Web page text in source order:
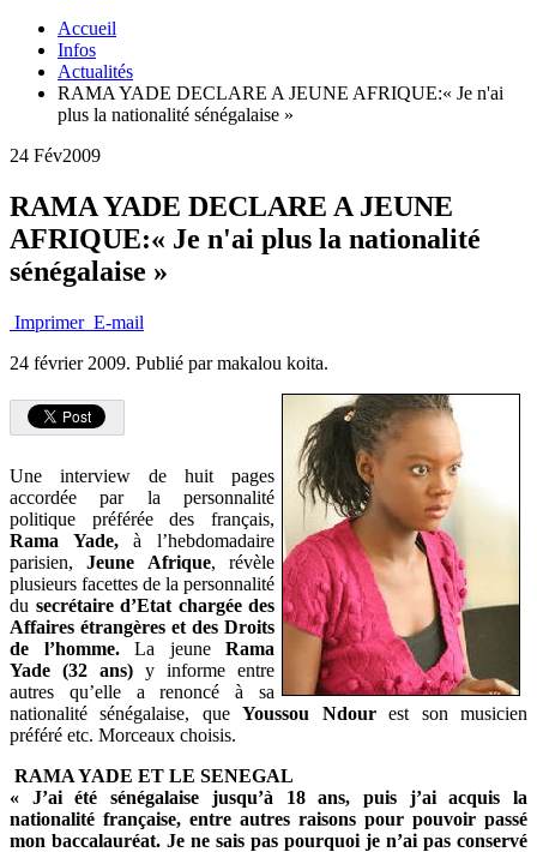
Accueil
Infos
Actualités
RAMA YADE DECLARE A JEUNE AFRIQUE:« Je n'ai
plus la nationalité sénégalaise »
24 Fév2009
RAMA YADE DECLARE A JEUNE
AFRIQUE:« Je n'ai plus la nationalité
sénégalaise »
Imprimer E-mail
24 février 2009. Publié par makalou koita.
Une interview de huit pages
accordée par la personnalité
politique préférée des français,
Rama Yade,à l’hebdomadaire
parisien,Jeune Afrique, révèle
plusieurs facettes de la personnalité
du secrétaire d’Etat chargée des
Affaires étrangères et des Droits
de l’homme.La jeune Rama
Yade (32 ans) y informe entre
autres qu’elle a renoncé à sa
nationalité sénégalaise, queYoussou Ndourest son musicien
préféré etc. Morceaux choisis.
RAMA YADE ET LE SENEGAL
« J’ai été sénégalaise jusqu’à 18 ans, puis j’ai acquis la
nationalité française, entre autres raisons pour pouvoir passé
mon baccalauréat. Je ne sais pas pourquoi je n’ai pas conservé